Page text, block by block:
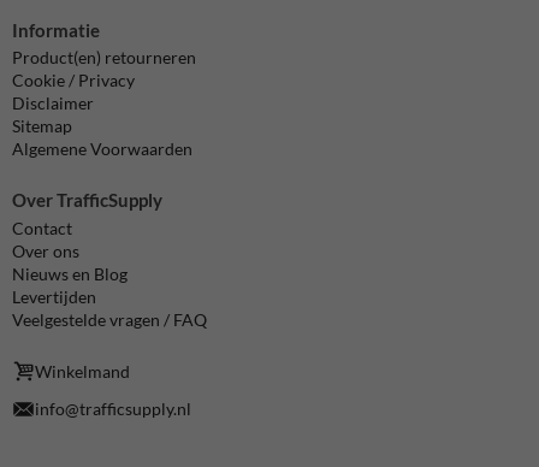
Informatie
Product(en) retourneren
Cookie / Privacy
Disclaimer
Sitemap
Algemene Voorwaarden
Over TrafficSupply
Contact
Over ons
Nieuws en Blog
Levertijden
Veelgestelde vragen / FAQ
Winkelmand
info@trafficsupply.nl